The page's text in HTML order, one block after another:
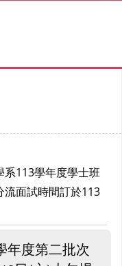
系113學年度學士班
流面試時間訂於113
年度第二批次